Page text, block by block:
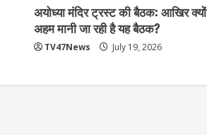
अयोध्या मंदिर ट्रस्ट की बैठक: आखिर क्यों
अहम मानी जा रही है यह बैठक?
TV47News July 19, 2026